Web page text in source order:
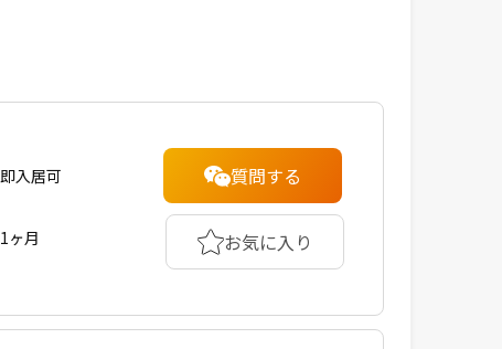
即入居可
1ヶ月
質問する
お気に入り